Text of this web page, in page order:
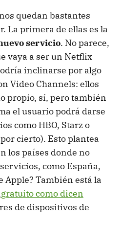
quedan bastantes
La primera de ellas es la
servicio. No parece,
vaya a ser un Netflix
inclinarse por algo
Video Channels: ellos
propio, sí, pero también
el usuario podrá darse
como HBO, Starz o
cierto). Esto plantea
los países donde no
como España,
Apple? También está la
gratuito como dicen
de dispositivos de